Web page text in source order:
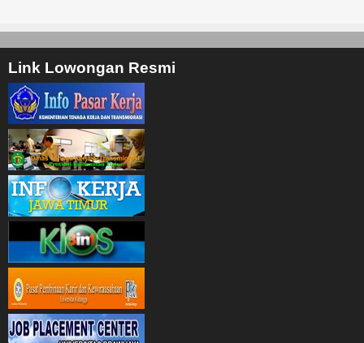
Link Lowongan Resmi